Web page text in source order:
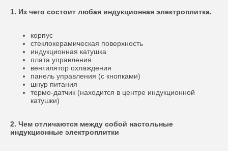
1. Из чего состоит любая индукционная электроплитка.
корпус
стеклокерамическая поверхность
индукционная катушка
плата управления
вентилятор охлаждения
панель управления (с кнопками)
шнур питания
термо-датчик (находится в центре индукционной
катушки)
2. Чем отличаются между собой настольные
индукционные электроплитки